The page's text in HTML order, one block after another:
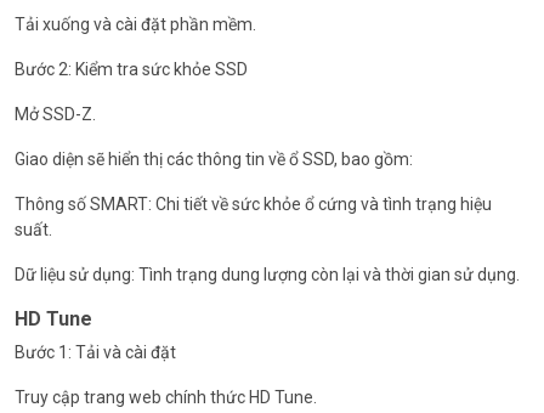
Tải xuống và cài đặt phần mềm.
Bước 2: Kiểm tra sức khỏe SSD
Mở SSD-Z.
Giao diện sẽ hiển thị các thông tin về ổ SSD, bao gồm:
Thông số SMART: Chi tiết về sức khỏe ổ cứng và tình trạng hiệu
suất.
Dữ liệu sử dụng: Tình trạng dung lượng còn lại và thời gian sử dụng.
HD Tune
Bước 1: Tải và cài đặt
Truy cập trang web chính thức HD Tune.